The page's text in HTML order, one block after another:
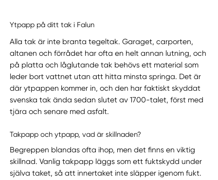
Ytpapp på ditt tak i Falun
Alla tak är inte branta tegeltak. Garaget, carporten,
altanen och förrådet har ofta en helt annan lutning, och
på platta och låglutande tak behövs ett material som
leder bort vattnet utan att hitta minsta springa. Det är
där ytpappen kommer in, och den har faktiskt skyddat
svenska tak ända sedan slutet av 1700-talet, först med
tjära och senare med asfalt.
Takpapp och ytpapp, vad är skillnaden?
Begreppen blandas ofta ihop, men det finns en viktig
skillnad. Vanlig takpapp läggs som ett fuktskydd under
själva taket, så att innertaket inte släpper igenom fukt.